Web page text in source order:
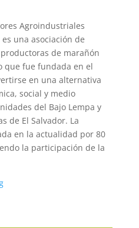
Agroindustriales
una asociación de
de marañón
que fue fundada en el
en una alternativa
social y medio
del Bajo Lempa y
de El Salvador. La
en la actualidad por 80
la participación de la